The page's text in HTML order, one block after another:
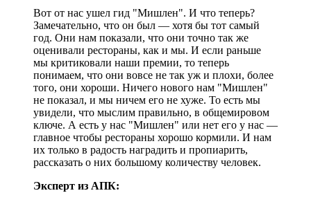
Вот от нас ушел гид "Мишлен". И что теперь?
Замечательно, что он был — хотя бы тот самый
год. Они нам показали, что они точно так же
оценивали рестораны, как и мы. И если раньше
мы критиковали наши премии, то теперь
понимаем, что они вовсе не так уж и плохи, более
того, они хороши. Ничего нового нам "Мишлен"
не показал, и мы ничем его не хуже. То есть мы
увидели, что мыслим правильно, в общемировом
ключе. А есть у нас "Мишлен" или нет его у нас —
главное чтобы рестораны хорошо кормили. И нам
их только в радость наградить и пропиарить,
рассказать о них большому количеству человек.
Эксперт из АПК: